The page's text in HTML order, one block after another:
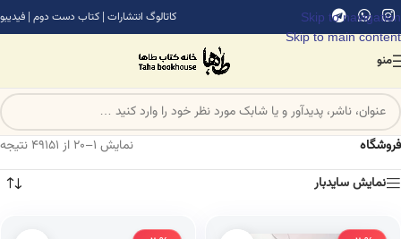
Skip to navigation
Skip to main content
کاتالوگ انتشارات | کتاب دست دوم | فیدیبو
منو
فروشگاه
نمایش 1–20 از 49151 نتیجه
نمایش سایدبار